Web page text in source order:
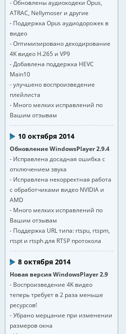
- Обновлены аудиокодеки Opus,
ATRAC, Nellymoser и другие
- Поддержка Opus аудиодорожек в
видео
- Оптимизировано декодирование
4K видео H.265 и VP9
- Добавлена поддержка HEVC
Main10
- улучшено воспроизведение
плейлиста
- Много мелких исправлений по
Вашим отзывам
10 октября 2014
Обновление WindowsPlayer 2.9.4
- Исправлена досадная ошибка с
отключением звука
- Исправлена некорректная работа
с обработчиками видео NVIDIA и
AMD
- Много мелких исправлений по
Вашим отзывам
- Поддержка URL типа: rtspu, rtspm,
rtspt и rtsph для RTSP протокола
8 октября 2014
Новая версия WindowsPlayer 2.9
- Воспроизведение 4K видео
теперь требует в 2 раза меньше
ресурсов!
- Убрано мерцание при изменении
размеров окна